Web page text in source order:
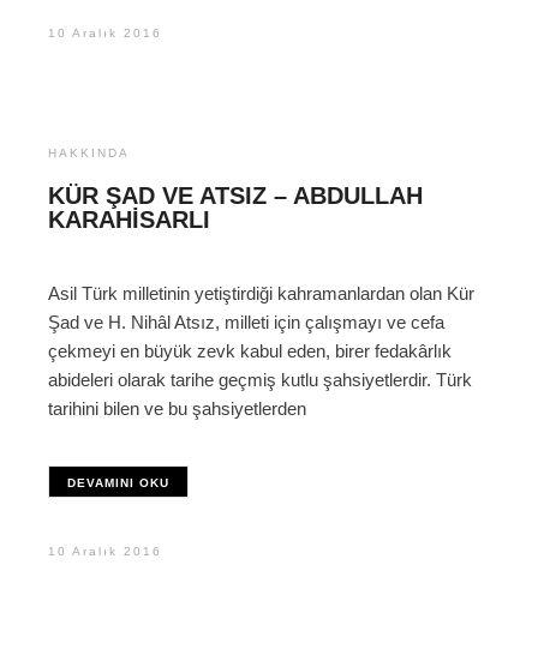
10 Aralık 2016
HAKKINDA
KÜR ŞAD VE ATSIZ – ABDULLAH
KARAHISARLI
Asil Türk milletinin yetiştirdiği kahramanlardan olan Kür
Şad ve H. Nihâl Atsız, milleti için çalışmayı ve cefa
çekmeyi en büyük zevk kabul eden, birer fedakârlık
abideleri olarak tarihe geçmiş kutlu şahsiyetlerdir. Türk
tarihini bilen ve bu şahsiyetlerden
DEVAMINI OKU
10 Aralık 2016